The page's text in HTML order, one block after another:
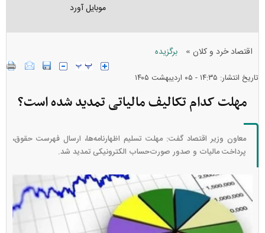
موبایل آورد
اقتصاد خرد و کلان » برگزیده
تاریخ انتشار: ۱۴:۳۵ - ۰۵ ارديبهشت ۱۴۰۵
مهلت کدام تکالیف مالیاتی تمدید شده است؟
معاون وزیر اقتصاد گفت: مهلت تسلیم اظهارنامه‌ها، ارسال فهرست حقوق،
پرداخت مالیات و صدور صورت‌حساب الکترونیکی تمدید شد.